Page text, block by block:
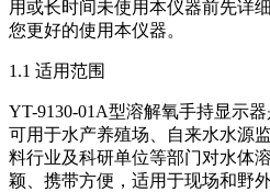
用或长时间未使用本仪器前先详
您更好的使用本仪器。
1.1 适用范围
YT-9130-01A型溶解氧手持显示
可用于水产养殖场、自来水水源
料行业及科研单位等部门对水体
颖、携带方便，适用于现场和野